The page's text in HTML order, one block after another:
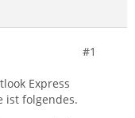
#1
Express
ist folgendes.